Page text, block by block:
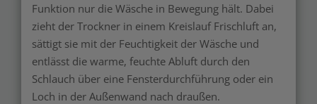
Funktion nur die Wäsche in Bewegung hält. Dabei
zieht der Trockner in einem Kreislauf Frischluft an,
sättigt sie mit der Feuchtigkeit der Wäsche und
entlässt die warme, feuchte Abluft durch den
Schlauch über eine Fensterdurchführung oder ein
Loch in der Außenwand nach draußen.